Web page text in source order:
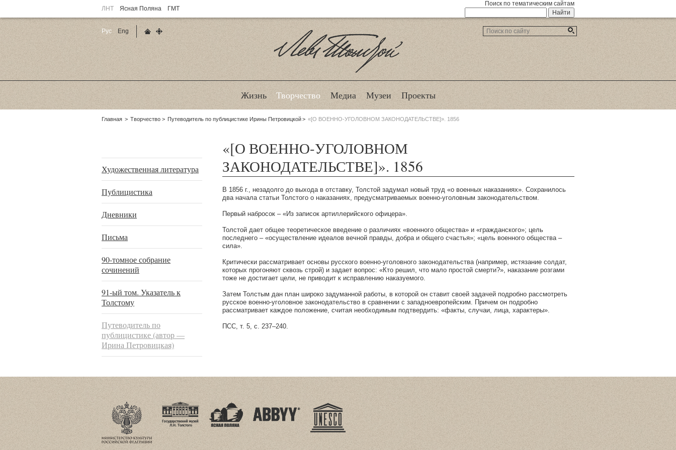
ЛНТ Ясная Поляна ГМТ
Поиск по тематическим сайтам
Лев Толстой
Жизнь Творчество Медиа Музеи Проекты
Родительские
Главная Творчество Путеводитель по публицистике Ирины Петровицкой «[О ВОЕННО-УГОЛОВНОМ ЗАКОНОДАТЕЛЬСТВЕ]». 1856
Художественная литература
Публицистика
Дневники
Письма
90-томное собрание
сочинений
91-ый том. Указатель к
Толстому
Путеводитель по
публицистике (автор —
Ирина Петровицкая)
«[О ВОЕННО-УГОЛОВНОМ
ЗАКОНОДАТЕЛЬСТВЕ]». 1856
В 1856 г., незадолго до выхода в отставку, Толстой задумал новый труд «о военных наказаниях». Сохранилось
два начала статьи Толстого о наказаниях, предусматриваемых военно-уголовным законодательством.
Первый набросок – «Из записок артиллерийского офицера».
Толстой дает общее теоретическое введение о различиях «военного общества» и «гражданского»; цель
последнего – «осуществление идеалов вечной правды, добра и общего счастья»; «цель военного общества –
сила».
Критически рассматривает основы русского военно-уголовного законодательства (например, истязание солдат,
которых прогоняют сквозь строй) и задает вопрос: «Кто решил, что мало простой смерти?», наказание розгами
тоже не достигает цели, не приводит к исправлению наказуемого.
Затем Толстым дан план широко задуманной работы, в которой он ставит своей задачей подробно рассмотреть
русское военно-уголовное законодательство в сравнении с западноевропейским. Причем он подробно
рассматривает каждое положение, считая необходимым подтвердить: «факты, случаи, лица, характеры».
ПСС, т. 5, с. 237–240.
Рус
Eng